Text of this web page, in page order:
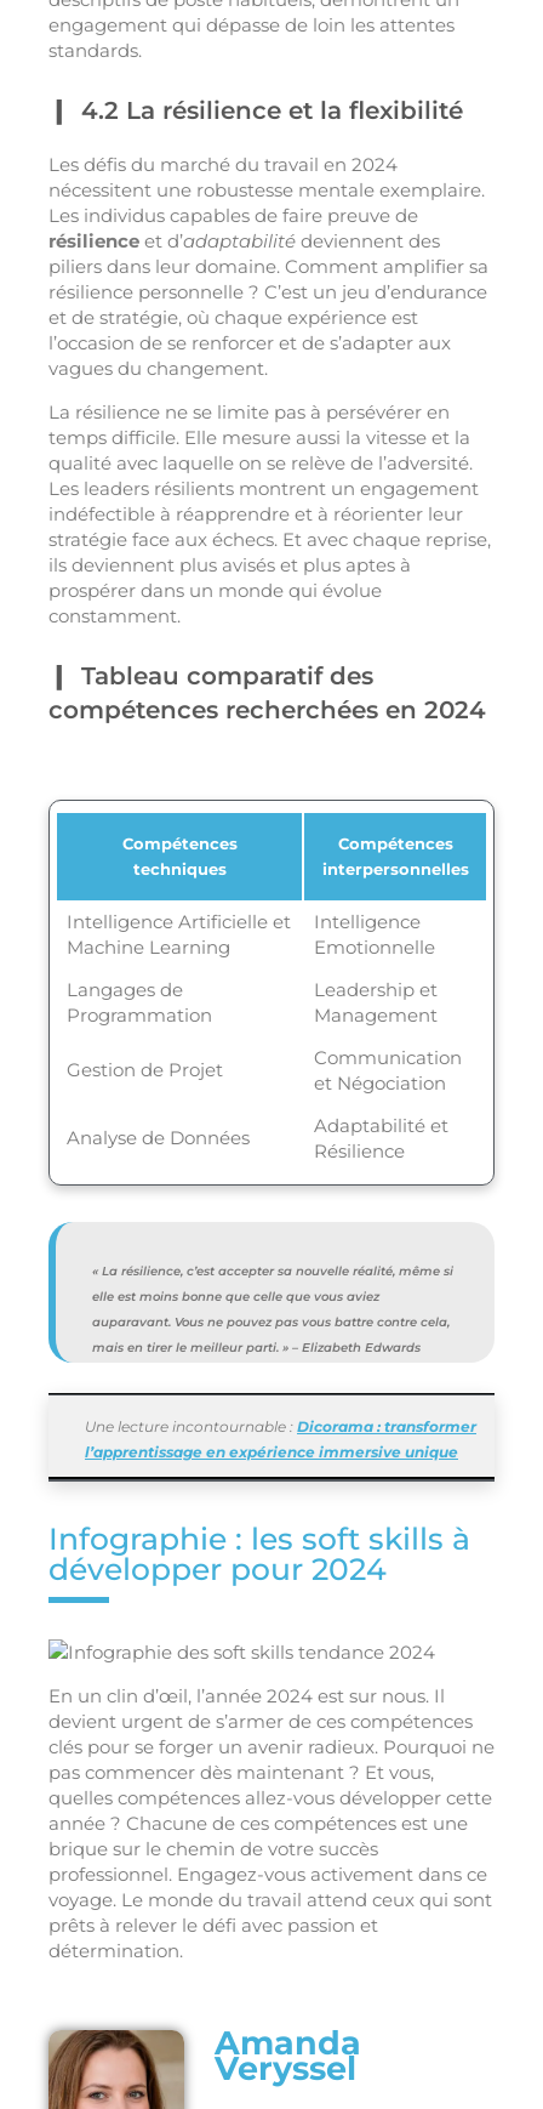
engagement qui dépasse de loin les attentes
standards.
4.2 La résilience et la flexibilité
Les défis du marché du travail en 2024
nécessitent une robustesse mentale exemplaire.
Les individus capables de faire preuve de
résilience et d’adaptabilité deviennent des
piliers dans leur domaine. Comment amplifier sa
résilience personnelle ? C’est un jeu d’endurance
et de stratégie, où chaque expérience est
l’occasion de se renforcer et de s’adapter aux
vagues du changement.
La résilience ne se limite pas à persévérer en
temps difficile. Elle mesure aussi la vitesse et la
qualité avec laquelle on se relève de l’adversité.
Les leaders résilients montrent un engagement
indéfectible à réapprendre et à réorienter leur
stratégie face aux échecs. Et avec chaque reprise,
ils deviennent plus avisés et plus aptes à
prospérer dans un monde qui évolue
constamment.
Tableau comparatif des
compétences recherchées en 2024
Compétences
techniques
Compétences
interpersonnelles
Intelligence Artificielle et
Machine Learning
Intelligence
Emotionnelle
Langages de
Programmation
Leadership et
Management
Gestion de Projet
Communication
et Négociation
Analyse de Données
Adaptabilité et
Résilience
« La résilience, c’est accepter sa nouvelle réalité, même si
elle est moins bonne que celle que vous aviez
auparavant. Vous ne pouvez pas vous battre contre cela,
mais en tirer le meilleur parti. » – Elizabeth Edwards
Une lecture incontournable : Dicorama : transformer
l’apprentissage en expérience immersive unique
Infographie : les soft skills à
développer pour 2024
En un clin d’œil, l’année 2024 est sur nous. Il
devient urgent de s’armer de ces compétences
clés pour se forger un avenir radieux. Pourquoi ne
pas commencer dès maintenant ? Et vous,
quelles compétences allez-vous développer cette
année ? Chacune de ces compétences est une
brique sur le chemin de votre succès
professionnel. Engagez-vous activement dans ce
voyage. Le monde du travail attend ceux qui sont
prêts à relever le défi avec passion et
détermination.
Amanda
Veryssel